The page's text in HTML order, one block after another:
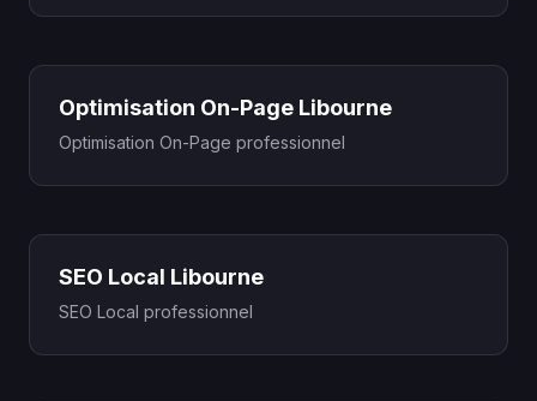
Optimisation On-Page Libourne
Optimisation On-Page professionnel
SEO Local Libourne
SEO Local professionnel